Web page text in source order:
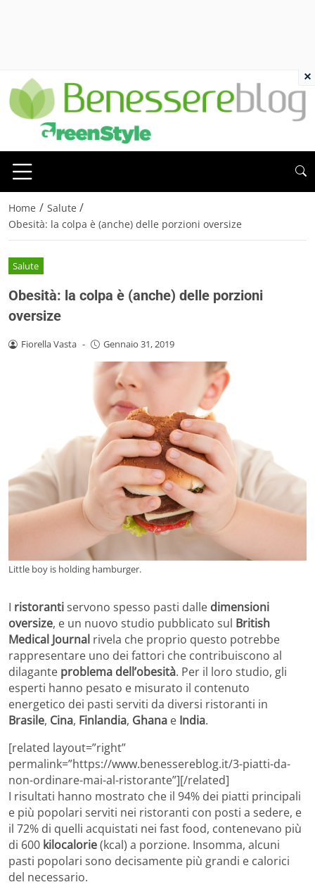
Home / Salute /
Obesità: la colpa è (anche) delle porzioni oversize
Salute
Obesità: la colpa è (anche) delle porzioni
oversize
Fiorella Vasta - Gennaio 31, 2019
Little boy is holding hamburger.
I ristorantiservono spesso pasti dalle dimensioni
oversize, e un nuovo studio pubblicato sul British
Medical Journal rivela che proprio questo potrebbe
rappresentare uno dei fattori che contribuiscono al
dilagante problema dell’obesità. Per il loro studio, gli
esperti hanno pesato e misurato il contenuto
energetico dei pasti serviti da diversi ristoranti in
Brasile, Cina, Finlandia, Ghana e India.
[related layout=”right”
permalink=”https://www.benessereblog.it/3-piatti-da-
non-ordinare-mai-al-ristorante”][/related]
I risultati hanno mostrato che il 94% dei piatti principali
e più popolari serviti nei ristoranti con posti a sedere, e
il 72% di quelli acquistati nei fast food, contenevano più
di 600 kilocalorie(kcal) a porzione. Insomma, alcuni
pasti popolari sono decisamente più grandi e calorici
del necessario.
×